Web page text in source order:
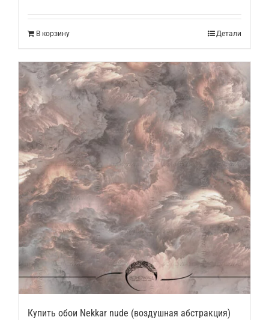
В корзину Детали
Купить обои Nekkar nude (воздушная абстракция)